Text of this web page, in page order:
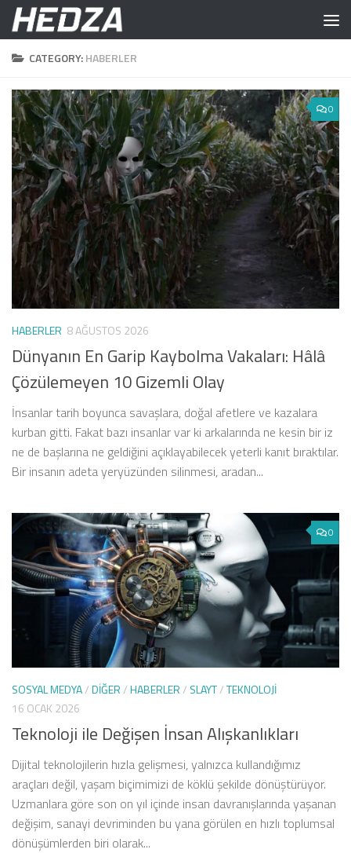
Skip to content
CATEGORY:HABERLER
0
HABERLER 8 AĞUSTOS 2026
Dünyanın En Garip Kaybolma Vakaları: Hâlâ
Çözülemeyen 10 Gizemli Olay
İnsanlar tarih boyunca savaşlara, doğal afetlere ve kazalara
kurban gitti. Fakat bazı insanlar var ki arkalarında ne kesin bir iz
ne de başlarına ne geldiğini açıklayabilecek yeterli kanıt bıraktılar.
Bir insanın adeta yeryüzünden silinmesi, aradan...
0
SOSYAL MEDYA/DIĞER/HABERLER/ SLAYT/TEKNOLOJI
16 OCAK 2026
Teknoloji ile Değişen İnsan Alışkanlıkları
Dijital teknolojilerin hızla gelişmesi, yalnızca kullandığımız
araçları değil, yaşam biçimimizi de köklü şekilde dönüştürüyor.
Uzmanlara göre son on yıl içinde insan davranışlarında yaşanan
değişim, sanayi devriminden bu yana görülen en hızlı toplumsal
dönüşümlerden biri olarak...